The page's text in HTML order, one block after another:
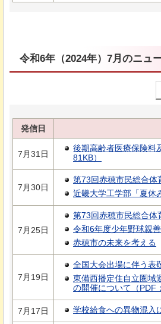
令和6年（2024年）7月のニュ
発信日
7月31日
後期高齢者医療保険料
81KB）
7月30日
第73回赤穂市民総合体
近畿大学工学部「夏休
7月25日
第73回赤穂市民総合体
令和6年度少年野球親
赤穂市の未来を考える
7月19日
全国大会出場に伴う表
東備西播定住自立圏域
の開催について（PDF
7月17日 学校給食への異物混入